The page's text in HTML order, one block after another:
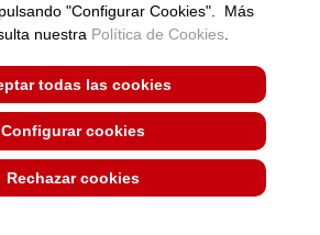
"Configurar Cookies". Más
nuestra Política de Cookies
todas las cookies
Configurar cookies
Rechazar cookies